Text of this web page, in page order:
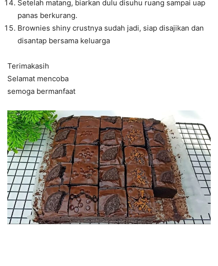
Setelah matang, biarkan dulu disuhu ruang sampai uap
panas berkurang.
Brownies shiny crustnya sudah jadi, siap disajikan dan
disantap bersama keluarga
Terimakasih
Selamat mencoba
semoga bermanfaat